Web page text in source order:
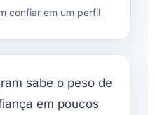
confiar em um perfil
sabe o peso de
em poucos